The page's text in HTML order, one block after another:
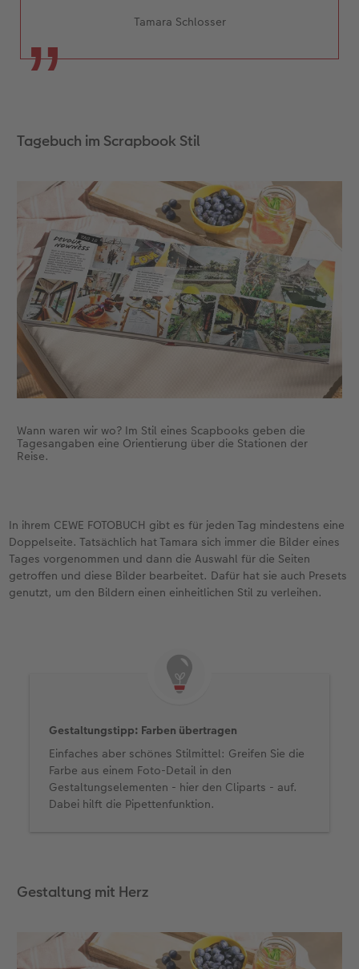
Tamara Schlosser
Tagebuch im Scrapbook Stil
Wann waren wir wo? Im Stil eines Scapbooks geben die
Tagesangaben eine Orientierung über die Stationen der
Reise.
In ihrem CEWE FOTOBUCH gibt es für jeden Tag mindestens eine
Doppelseite. Tatsächlich hat Tamara sich immer die Bilder eines
Tages vorgenommen und dann die Auswahl für die Seiten
getroffen und diese Bilder bearbeitet. Dafür hat sie auch Presets
genutzt, um den Bildern einen einheitlichen Stil zu verleihen.
Gestaltungstipp: Farben übertragen
Einfaches aber schönes Stilmittel: Greifen Sie die
Farbe aus einem Foto-Detail in den
Gestaltungselementen - hier den Cliparts - auf.
Dabei hilft die Pipettenfunktion.
Gestaltung mit Herz